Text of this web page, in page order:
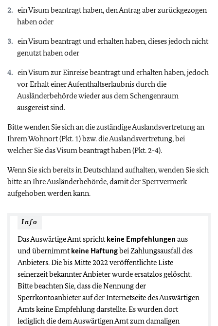
ein Visum beantragt haben, den Antrag aber zurückgezogen
haben oder
ein Visum beantragt und erhalten haben, dieses jedoch nicht
genutzt haben oder
ein Visum zur Einreise beantragt und erhalten haben, jedoch
vor Erhalt einer Aufenthaltserlaubnis durch die
Ausländerbehörde wieder aus dem Schengenraum
ausgereist sind.
Bitte wenden Sie sich an die zuständige Auslandsvertretung an
Ihrem Wohnort (Pkt. 1) bzw. die Auslandsvertretung, bei
welcher Sie das Visum beantragt haben (Pkt. 2-4).
Wenn Sie sich bereits in Deutschland aufhalten, wenden Sie sich
bitte an Ihre Ausländerbehörde, damit der Sperrvermerk
aufgehoben werden kann.
Info
Das Auswärtige Amt sprichtkeine Empfehlungen aus
und übernimmtkeine Haftungbei Zahlungsausfall des
Anbieters. Die bis Mitte 2022 veröffentlichte Liste
seinerzeit bekannter Anbieter wurde ersatzlos gelöscht.
Bitte beachten Sie, dass die Nennung der
Sperrkontoanbieter auf der Internetseite des Auswärtigen
Amts keine Empfehlung darstellte. Es wurden dort
lediglich die dem Auswärtigen Amt zum damaligen